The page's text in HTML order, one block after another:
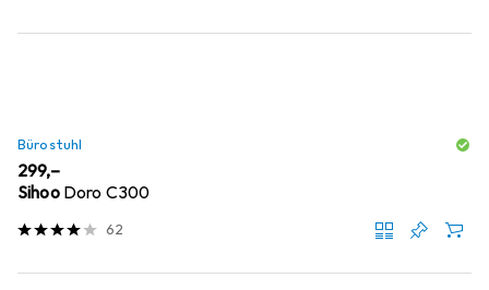
Bürostuhl
EUR
299,–
Sihoo Doro C300
62